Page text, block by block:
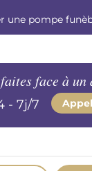
une pompe
face à un
- 7j/7